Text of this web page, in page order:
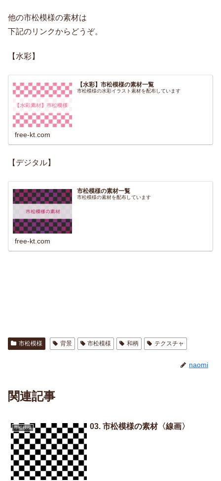
他の市松模様の素材は
下記のリンクからどうぞ。
【水彩】
【水彩】市松模様の素材一覧
市松模様の水彩イラスト素材を配布しています
free-kt.com
【デジタル】
市松模様の素材一覧
市松模様の素材を配布しています
free-kt.com
市松模様 背景 市松模様 和柄 テクスチャ
naomi
関連記事
市松模様 03. 市松模様の素材〈線画〉